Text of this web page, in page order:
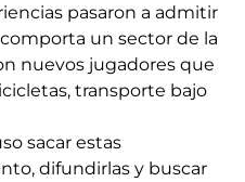
pasaron a admitir
un sector de la
nuevos jugadores que
transporte bajo
sacar estas
difundirlas y buscar